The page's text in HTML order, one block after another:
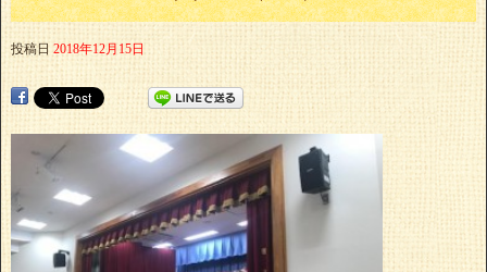
投稿日 2018年12月15日